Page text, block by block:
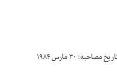
روایت‌کننده: آقای محسن پزشک‎پور تاریخ مصاحبه: ۳۰ مارس ۱۹۸۴